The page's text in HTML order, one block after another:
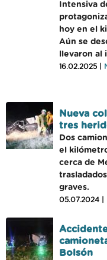
Intensiva
hoy en el
Aún se
llevaron al
16.02.2025 |
Nueva
tres
Dos
el
cerca de
graves.
05.07.2024 |
Bolsón